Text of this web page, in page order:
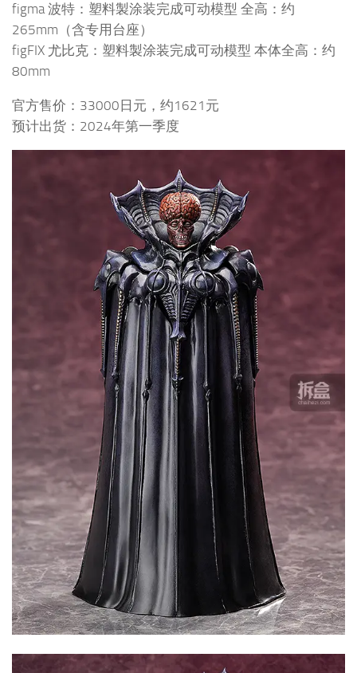
figma 波特：塑料製涂装完成可动模型 全高：约
265mm（含专用台座）
figFIX 尤比克：塑料製涂装完成可动模型 本体全高：约
80mm
官方售价：33000日元，约1621元
预计出货：2024年第一季度